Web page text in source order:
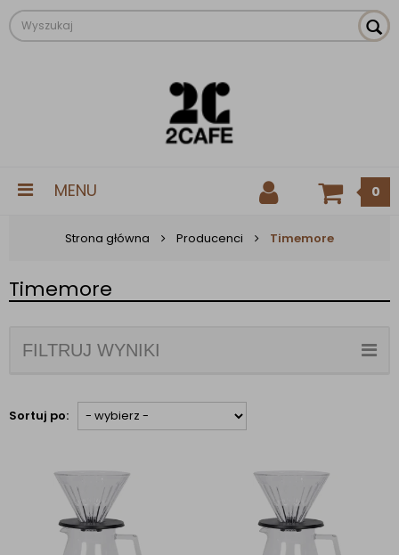
MENU 0
Strona główna Producenci Timemore
Timemore
FILTRUJ WYNIKI
Sortuj po: